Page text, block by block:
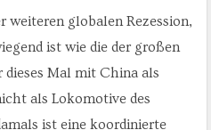
weiteren globalen Rezession,
ist wie die der großen
Mal mit China als
als Lokomotive des
ist eine koordinierte